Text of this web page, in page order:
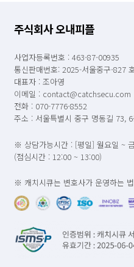
주식회사 오내피플
사업자등록번호 : 463-87-00935
통신판매번호: 2025-서울중구-827
대표자 : 조아영
이메일 : contact@catchsecu.com
전화 : 070-7776-8552
주소 : 서울특별시 중구 명동길 73,
※ 상담가능시간 : [평일] 월요일 ~
(점심시간 : 12:00 ~ 13:00)
※ 캐치시큐는 변호사가 운영하는